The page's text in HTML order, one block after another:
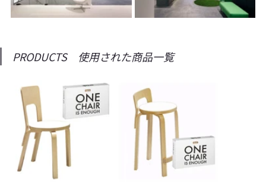
PRODUCTS　使用された商品一覧